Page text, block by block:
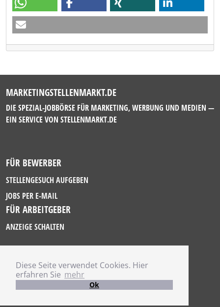
Diese Seite verwendet Cookies. Hier
erfahren Sie mehr
Ok
MARKETINGSTELLENMARKT.DE
DIE SPEZIAL-JOBBÖRSE FÜR MARKETING, WERBUNG UND MEDIEN —
EIN SERVICE VON STELLENMARKT.DE
FÜR BEWERBER
STELLENGESUCH AUFGEBEN
JOBS PER E-MAIL
FÜR ARBEITGEBER
ANZEIGE SCHALTEN
IMPRESSUM
DATENSCHUTZ